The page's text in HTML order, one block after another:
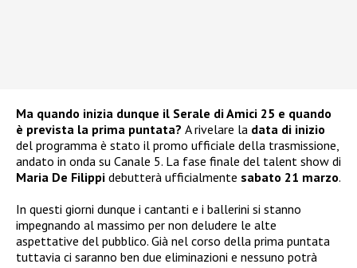
Ma quando inizia dunque il Serale di Amici 25 e quando
è prevista la prima puntata? A rivelare la data di inizio
del programma è stato il promo ufficiale della trasmissione,
andato in onda su Canale 5. La fase finale del talent show di
Maria De Filippi debutterà ufficialmente sabato 21 marzo.
In questi giorni dunque i cantanti e i ballerini si stanno
impegnando al massimo per non deludere le alte
aspettative del pubblico. Già nel corso della prima puntata
tuttavia ci saranno ben due eliminazioni e nessuno potrà